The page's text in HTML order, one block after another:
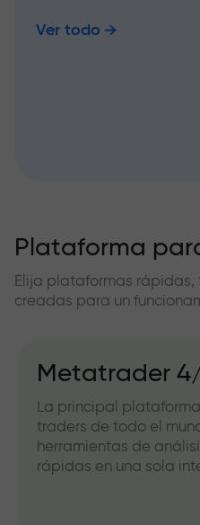
Ver todo
Plataforma
Elija plataformas rápidas,
creadas para un
Metatrader
La principal
traders de todo el
herramientas de
rápidas en una sola